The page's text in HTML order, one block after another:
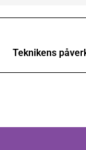
Teknikens